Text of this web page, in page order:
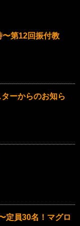
〜第12回振付教
ーからのお知ら
定員30名！マグロ